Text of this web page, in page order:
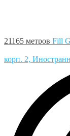
21165 метров Fill
корп. 2,